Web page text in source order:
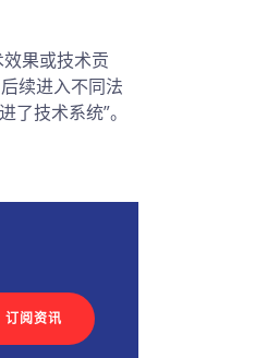
果或技术贡
续进入不同法
技术系统”。
订阅资讯